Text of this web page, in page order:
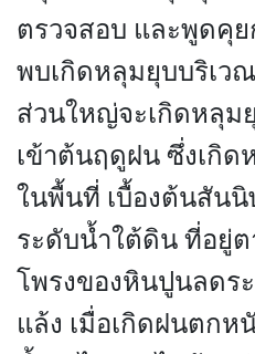
ตรวจสอบ และพูดคุ
พบเกิดหลุมยุบบริเว
ส่วนใหญ่จะเกิดหลุม
เข้าต้นฤดูฝน ซึ่งเกิ
ในพื้นที่ เบื้องต้นสันนิ
ระดับน้ำใต้ดิน ที่อยู่
โพรงของหินปูนลดร
แล้ง เมื่อเกิดฝนตก